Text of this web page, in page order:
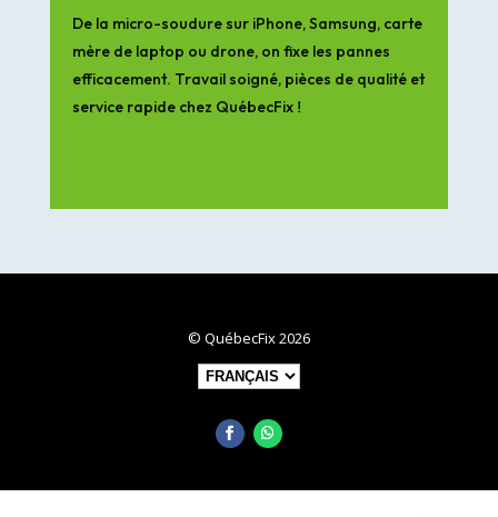
De la micro-soudure sur iPhone, Samsung, carte
mère de laptop ou drone, on fixe les pannes
efficacement. Travail soigné, pièces de qualité et
service rapide chez QuébecFix !
© QuébecFix 2026